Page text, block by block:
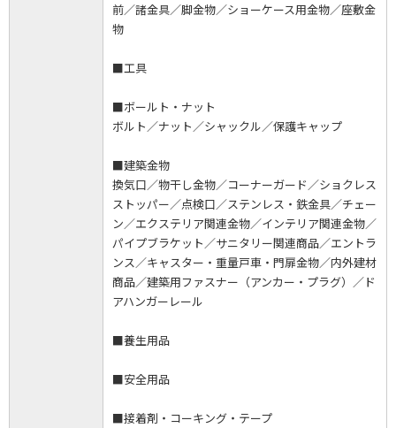
前／諸金具／脚金物／ショーケース用金物／座敷金
物
■工具
■ボールト・ナット
ボルト／ナット／シャックル／保護キャップ
■建築金物
換気口／物干し金物／コーナーガード／ショクレス
ストッパー／点検口／ステンレス・鉄金具／チェー
ン／エクステリア関連金物／インテリア関連金物／
パイプブラケット／サニタリー関連商品／エントラ
ンス／キャスター・重量戸車・門扉金物／内外建材
商品／建築用ファスナー（アンカー・プラグ）／ド
アハンガーレール
■養生用品
■安全用品
■接着剤・コーキング・テープ